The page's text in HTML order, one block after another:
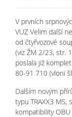
V prvních
VUZ Velim další
od čtyřvozové
(viz ŽM 2/23, str.
poslala již
80-91 710 (vloni
Dalším novým
typu TRAXX3
kompatibility OBU